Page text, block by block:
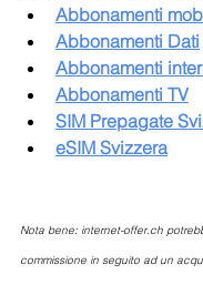
Abbonamenti
Abbonamenti Dati
Abbonamenti
Abbonamenti TV
SIM Prepagate
eSIM Svizzera
Nota bene: internet-offer.ch
commissione in seguito ad un